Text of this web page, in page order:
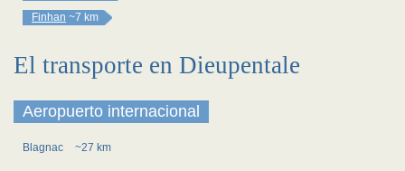
Finhan ~7 km
El transporte en Dieupentale
Aeropuerto internacional
Blagnac ~27 km